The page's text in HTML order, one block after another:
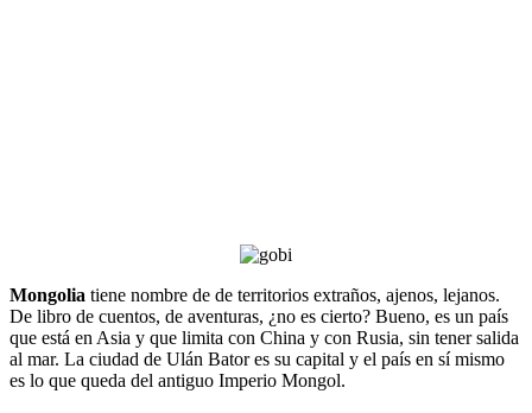
Mongolia tiene nombre de de territorios extraños, ajenos, lejanos.
De libro de cuentos, de aventuras, ¿no es cierto? Bueno, es un país
que está en Asia y que limita con China y con Rusia, sin tener salida
al mar. La ciudad de Ulán Bator es su capital y el país en sí mismo
es lo que queda del antiguo Imperio Mongol.